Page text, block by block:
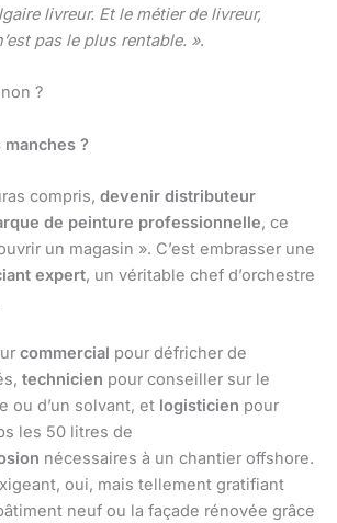
livreur. Et le métier de livreur,
pas le plus rentable. ».
?
?
compris, devenir distributeur
de peinture professionnelle, ce
un magasin ». C’est embrasser une
expert, un véritable chef d’orchestre
commercial pour défricher de
technicien pour conseiller sur le
ou d’un solvant, et logisticien pour
les 50 litres de
nécessaires à un chantier offshore.
oui, mais tellement gratifiant
neuf ou la façade rénovée grâce